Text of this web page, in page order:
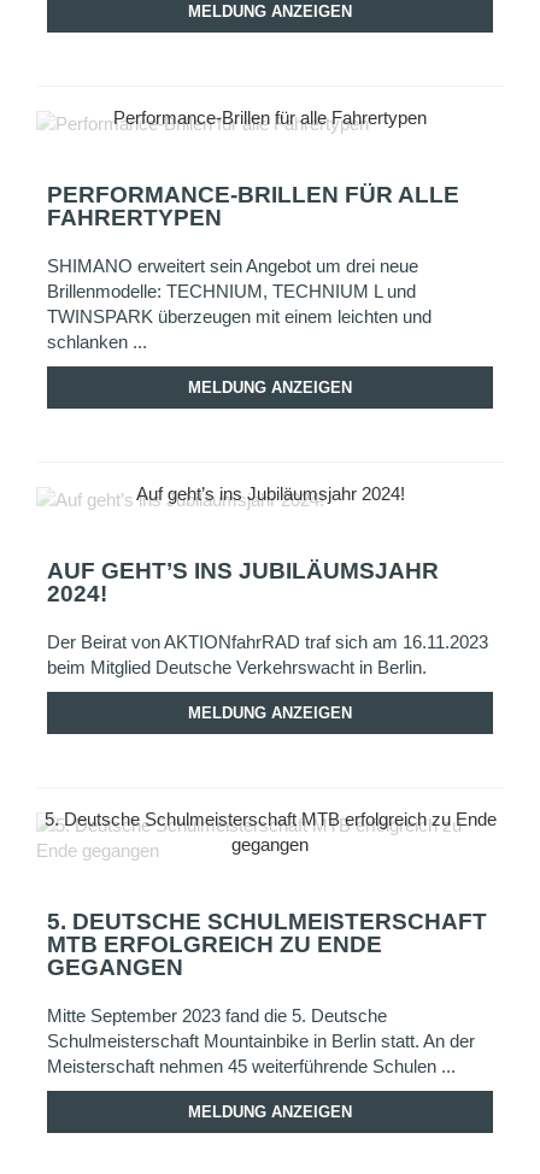
MELDUNG ANZEIGEN
Performance-Brillen für alle Fahrertypen
PERFORMANCE-BRILLEN FÜR ALLE
FAHRERTYPEN
SHIMANO erweitert sein Angebot um drei neue
Brillenmodelle: TECHNIUM, TECHNIUM L und
TWINSPARK überzeugen mit einem leichten und
schlanken ...
MELDUNG ANZEIGEN
Auf geht’s ins Jubiläumsjahr 2024!
AUF GEHT’S INS JUBILÄUMSJAHR
2024!
Der Beirat von AKTIONfahrRAD traf sich am 16.11.2023
beim Mitglied Deutsche Verkehrswacht in Berlin.
MELDUNG ANZEIGEN
5. Deutsche Schulmeisterschaft MTB erfolgreich zu Ende
gegangen
5. DEUTSCHE SCHULMEISTERSCHAFT
MTB ERFOLGREICH ZU ENDE
GEGANGEN
Mitte September 2023 fand die 5. Deutsche
Schulmeisterschaft Mountainbike in Berlin statt. An der
Meisterschaft nehmen 45 weiterführende Schulen ...
MELDUNG ANZEIGEN